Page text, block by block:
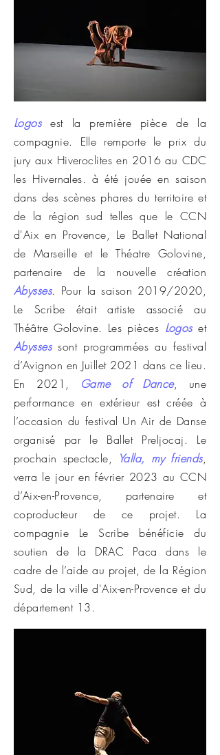
Logos est la première pièce de la
compagnie. Elle remporte le prix du
jury aux Hiveroclites en 2016 au CDC
les Hivernales. à été jouée en saison
dans des scènes phares du territoire et
de la région sud telles que le CCN
d'Aix en Provence, Le Ballet National
de Marseille et le Théatre Golovine,
partenaire de la nouvelle création
Abysses. Pour la saison 2019/2020,
Le Scribe était artiste associé au
Théâtre Golovine. Les pièces Logoset
Abyssessont programmées au festival
d’Avignon en Juillet 2021 dans ce lieu.
En 2021, Game of Dance, une
performance en extérieur est créée à
l’occasion du festival Un Air de Danse
organisé par le Ballet Preljocaj. Le
prochain spectacle,
Yalla, my friends,
verra le jour en février 2023 au CCN
d’Aix-en-Provence, partenaire et
coproducteur de ce projet. La
compagnie Le Scribe bénéficie du
soutien de la DRAC Paca dans le
cadre de l’aide au projet, de la Région
Sud, de la ville d'Aix-en-Provence et du
département 13.